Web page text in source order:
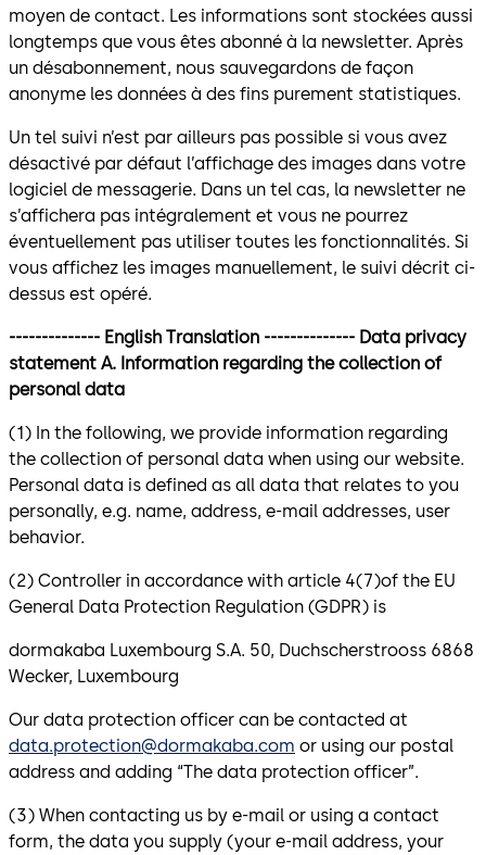
moyen de contact. Les informations sont stockées aussi
longtemps que vous êtes abonné à la newsletter. Après
un désabonnement, nous sauvegardons de façon
anonyme les données à des fins purement statistiques.
Un tel suivi n’est par ailleurs pas possible si vous avez
désactivé par défaut l’affichage des images dans votre
logiciel de messagerie. Dans un tel cas, la newsletter ne
s’affichera pas intégralement et vous ne pourrez
éventuellement pas utiliser toutes les fonctionnalités. Si
vous affichez les images manuellement, le suivi décrit ci-
dessus est opéré.
-------------- English Translation -------------- Data privacy
statement A. Information regarding the collection of
personal data
(1) In the following, we provide information regarding
the collection of personal data when using our website.
Personal data is defined as all data that relates to you
personally, e.g. name, address, e-mail addresses, user
behavior.
(2) Controller in accordance with article 4(7)of the EU
General Data Protection Regulation (GDPR) is
dormakaba Luxembourg S.A. 50, Duchscherstrooss 6868
Wecker, Luxembourg
Our data protection officer can be contacted at
data.protection@dormakaba.com or using our postal
address and adding “The data protection officer”.
(3) When contacting us by e-mail or using a contact
form, the data you supply (your e-mail address, your